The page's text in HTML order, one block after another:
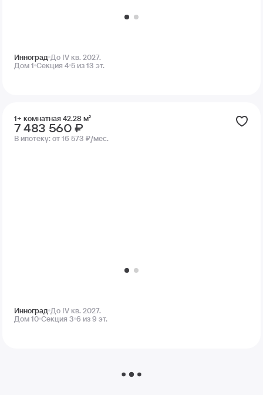
Инноград До IV кв. 2027.
Дом 1 Секция 4 5 из 13 эт.
1+ комнатная 42.28 м²
7 483 560 ₽
В ипотеку:от 16 573 ₽/мес.
Инноград До IV кв. 2027.
Дом 10 Секция 3 6 из 9 эт.